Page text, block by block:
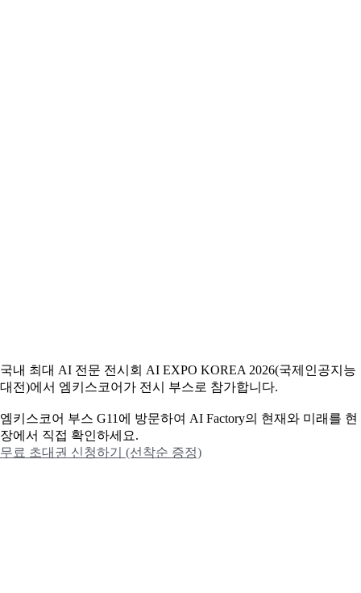
국내 최대 AI 전문 전시회 AI EXPO KOREA 2026(국제인공지능
대전)에서 엠키스코어가 전시 부스로 참가합니다.
엠키스코어 부스 G11에 방문하여 AI Factory의 현재와 미래를 현
장에서 직접 확인하세요.
무료 초대권 신청하기 (선착순 증정)